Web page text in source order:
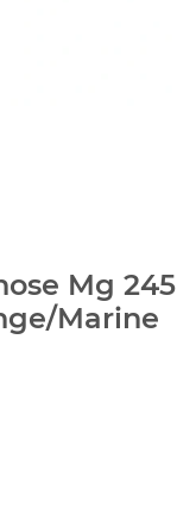
Mg 245
Marine